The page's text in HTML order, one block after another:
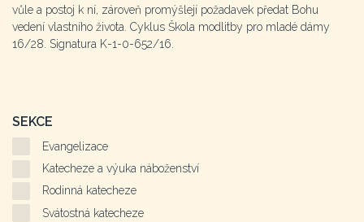
vůle a postoj k ní, zároveň promýšlejí požadavek předat Bohu
vedení vlastního života. Cyklus Škola modlitby pro mladé dámy
16/28. Signatura K-1-0-652/16.
SEKCE
Evangelizace
Katecheze a výuka náboženství
Rodinná katecheze
Svátostná katecheze